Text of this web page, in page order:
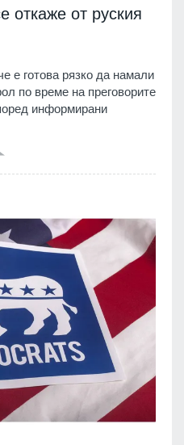
откаже от руския
е готова рязко да намали
по време на преговорите
информирани